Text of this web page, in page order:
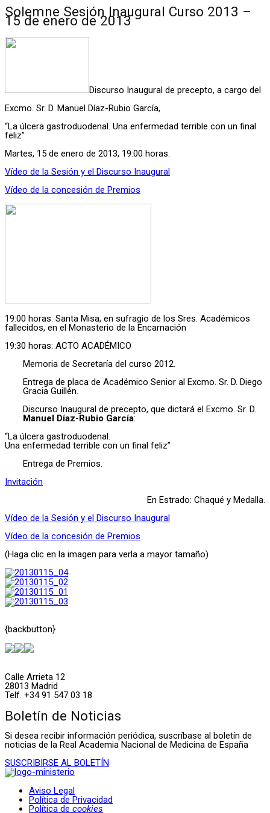
Solemne Sesión Inaugural Curso 2013 –
15 de enero de 2013
Discurso Inaugural de precepto, a cargo del
Excmo. Sr. D. Manuel Díaz-Rubio García,
“La úlcera gastroduodenal. Una enfermedad terrible con un final
feliz”
Martes, 15 de enero de 2013, 19:00 horas.
Vídeo de la Sesión y el Discurso Inaugural
Vídeo de la concesión de Premios
19:00 horas: Santa Misa, en sufragio de los Sres. Académicos
fallecidos, en el Monasterio de la Encarnación
19:30 horas: ACTO ACADÉMICO
Memoria de Secretaría del curso 2012.
Entrega de placa de Académico Senior al Excmo. Sr. D. Diego
Gracia Guillén.
Discurso Inaugural de precepto, que dictará el Excmo. Sr. D.
Manuel Díaz-Rubio García:
“La úlcera gastroduodenal.
Una enfermedad terrible con un final feliz”
Entrega de Premios.
Invitación
En Estrado: Chaqué y Medalla.
Vídeo de la Sesión y el Discurso Inaugural
Vídeo de la concesión de Premios
(Haga clic en la imagen para verla a mayor tamaño)
{backbutton}
Calle Arrieta 12
28013 Madrid
Telf. +34 91 547 03 18
Boletín de Noticias
Si desea recibir información periódica, suscríbase al boletín de
noticias de la Real Academia Nacional de Medicina de España
SUSCRIBIRSE AL BOLETÍN
Aviso Legal
Política de Privacidad
Política de cookies